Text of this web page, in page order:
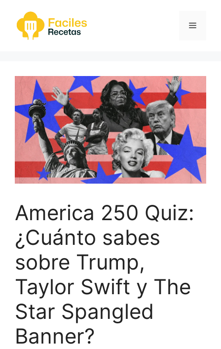
contenido
Menú
America 250 Quiz:
¿Cuánto sabes
sobre Trump,
Taylor Swift y The
Star Spangled
Banner?